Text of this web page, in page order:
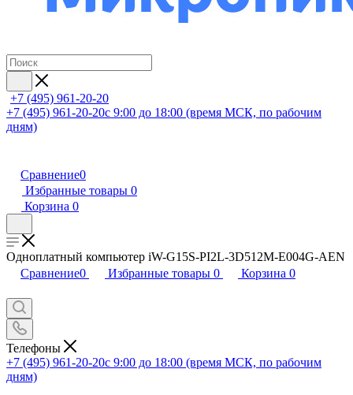
+7 (495) 961-20-20
+7 (495) 961-20-20с 9:00 до 18:00 (время МСК, по рабочим
дням)
Сравнение0
Избранные товары 0
Корзина 0
Одноплатный компьютер iW-G15S-PI2L-3D512M-E004G-AEN
Сравнение0 Избранные товары 0 Корзина 0
Телефоны
+7 (495) 961-20-20с 9:00 до 18:00 (время МСК, по рабочим
дням)